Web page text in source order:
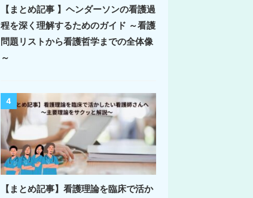
【まとめ記事 】ヘンダーソンの看護過
程を深く理解するためのガイド ～看護
問題リストから看護哲学までの全体像
～
4
【まとめ記事】看護理論を臨床で活か